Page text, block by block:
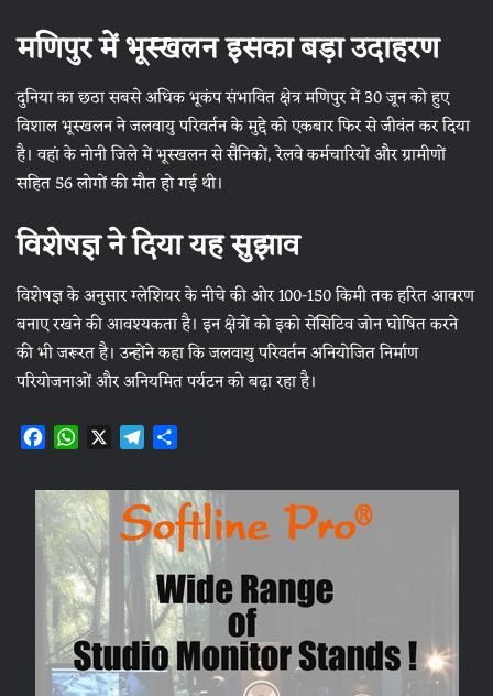
मणिपुर में भूस्खलन इसका बड़ा उदाहरण
दुनिया का छठा सबसे अधिक भूकंप संभावित क्षेत्र मणिपुर में 30 जून को हुए
विशाल भूस्खलन ने जलवायु परिवर्तन के मुद्दे को एकबार फिर से जीवंत कर दिया
है। वहां के नोनी जिले में भूस्खलन से सैनिकों, रेलवे कर्मचारियों और ग्रामीणों
सहित 56 लोगों की मौत हो गई थी।
विशेषज्ञ ने दिया यह सुझाव
विशेषज्ञ के अनुसार ग्लेशियर के नीचे की ओर 100-150 किमी तक हरित आवरण
बनाए रखने की आवश्यकता है। इन क्षेत्रों को इको सेंसिटिव जोन घोषित करने
की भी जरूरत है। उन्होंने कहा कि जलवायु परिवर्तन अनियोजित निर्माण
परियोजनाओं और अनियमित पर्यटन को बढ़ा रहा है।
F
c
e
b
o
o
k
W
a
t
s
A
p
p
X T
l
e
g
r
a
m
a
r
e